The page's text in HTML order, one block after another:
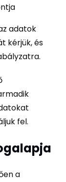
adatok
kérjük, és
fel.
a